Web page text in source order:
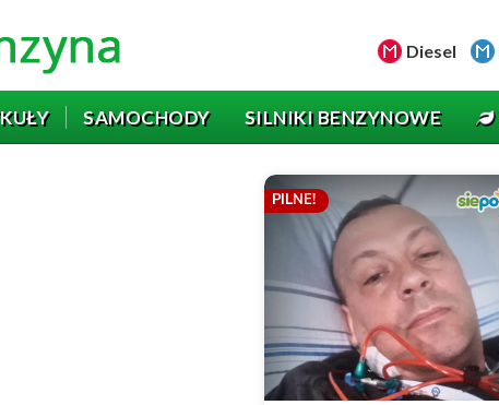
Diesel
SAMOCHODY SILNIKI BENZYNOWE